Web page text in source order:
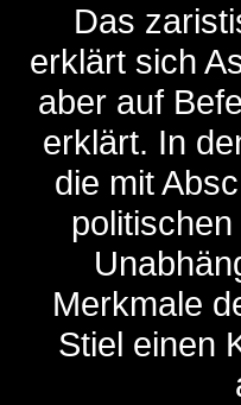
Das
erklärt sich
aber auf
erklärt. In
die mit
Merkmale
Stiel einen